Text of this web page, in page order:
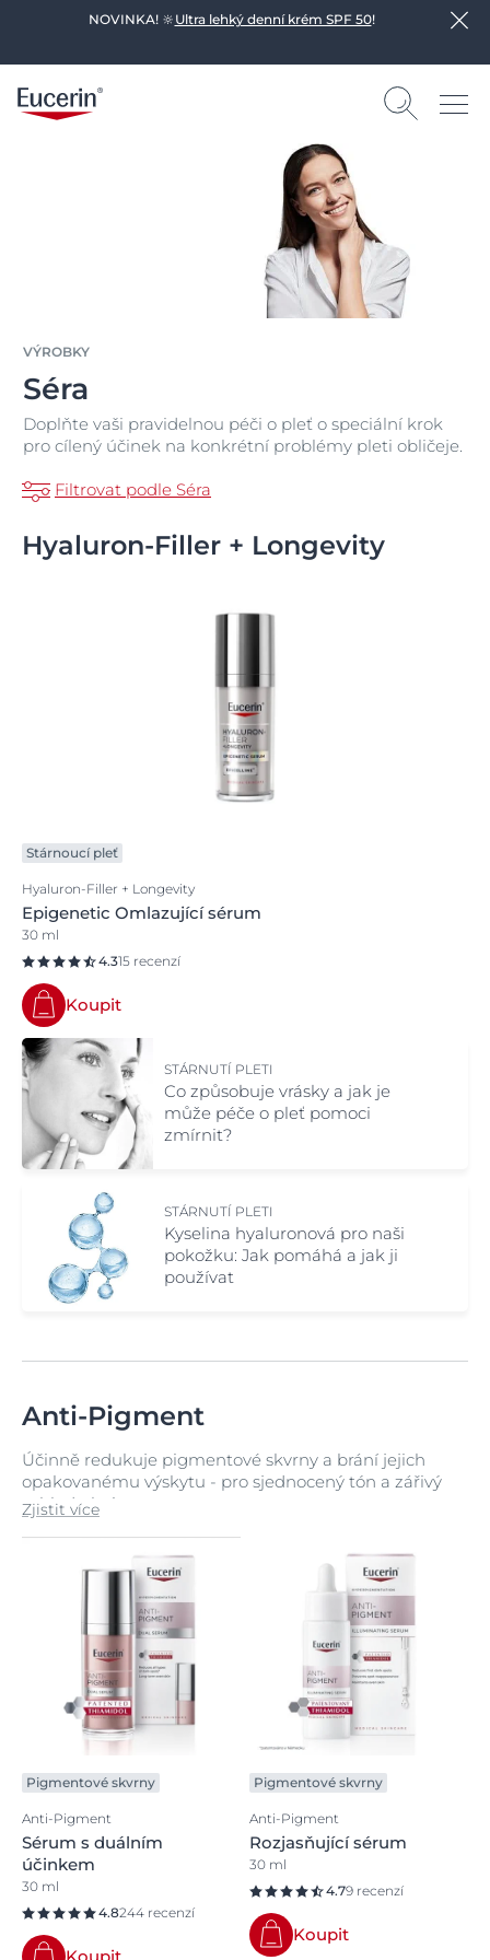
NOVINKA! 🔆 Ultra lehký denní krém SPF 50!
VÝROBKY
Séra
Doplňte vaši pravidelnou péči o pleť o speciální krok
pro cílený účinek na konkrétní problémy pleti obličeje.
Filtrovat podle Séra
Hyaluron-Filler + Longevity
Stárnoucí pleť
Hyaluron-Filler + Longevity
Epigenetic Omlazující sérum
30 ml
4.315 recenzí
Koupit
STÁRNUTÍ PLETI
Co způsobuje vrásky a jak je
může péče o pleť pomoci
zmírnit?
STÁRNUTÍ PLETI
Kyselina hyaluronová pro naši
pokožku: Jak pomáhá a jak ji
používat
Anti-Pigment
Účinně redukuje pigmentové skvrny a brání jejich
opakovanému výskytu - pro sjednocený tón a zářivý
vzhled pleti
Zjistit více
Pigmentové skvrny
Anti-Pigment
Sérum s duálním
účinkem
30 ml
4.8244 recenzí
Pigmentové skvrny
Anti-Pigment
Rozjasňující sérum
30 ml
4.79 recenzí
Koupit